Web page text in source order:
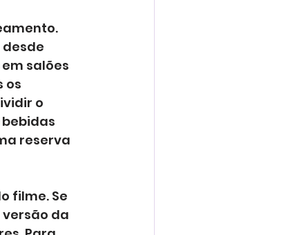
salões
os
o
reserva
filme. Se
da